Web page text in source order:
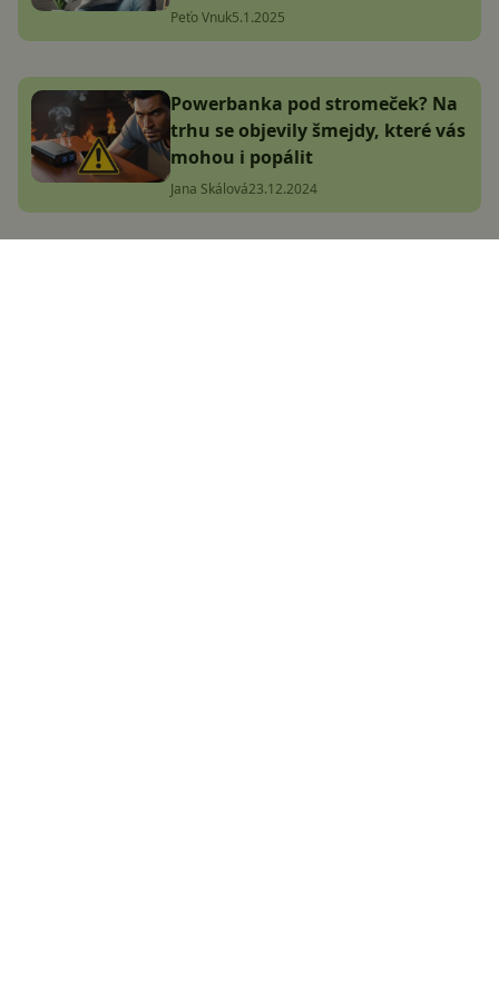
Peťo Vnuk5.1.2025
Powerbanka pod stromeček? Na
trhu se objevily šmejdy, které vás
mohou i popálit
Jana Skálová23.12.2024